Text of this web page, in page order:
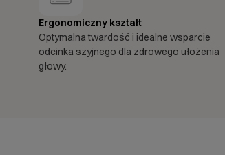
Ergonomiczny kształt
Optymalna twardość i idealne wsparcie
odcinka szyjnego dla zdrowego ułożenia
głowy.